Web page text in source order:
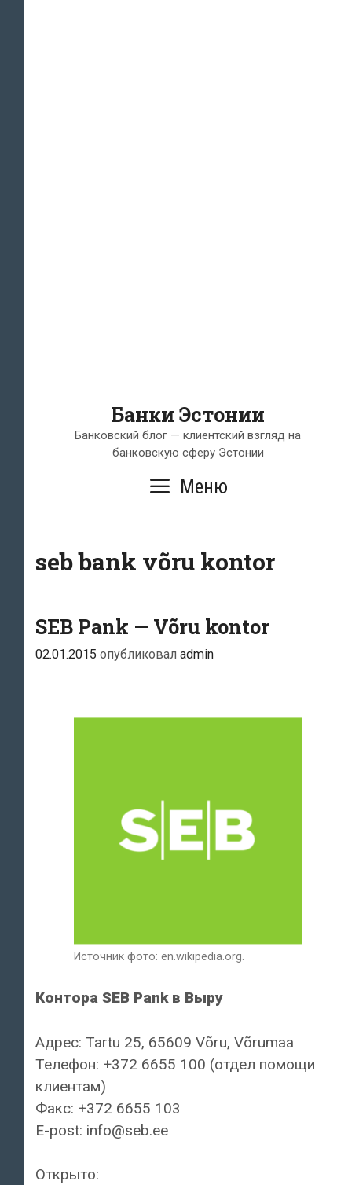
Банки Эстонии
Банковский блог — клиентский взгляд на
банковскую сферу Эстонии
Меню
seb bank võru kontor
SEB Pank — Võru kontor
02.01.2015 опубликовал admin
Источник фото: en.wikipedia.org.
Контора SEB Pank в Выру
Адрес: Tartu 25, 65609 Võru, Võrumaa
Телефон: +372 6655 100 (отдел помощи
клиентам)
Факс: +372 6655 103
E-post: info@seb.ee
Открыто: